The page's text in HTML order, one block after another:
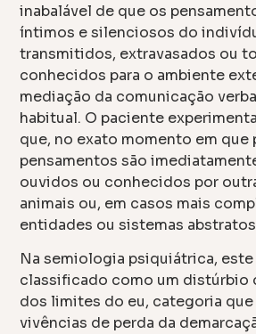
inabalável de que os
íntimos e silenciosos do
transmitidos, extravasados ou
conhecidos para o ambiente
mediação da comunicação
habitual. O paciente
que, no exato momento em que
pensamentos são
ouvidos ou conhecidos por
animais ou, em casos mais
entidades ou sistemas
Na semiologia psiquiátrica,
classificado como um distúrbio
dos limites do eu, categoria
vivências de perda da